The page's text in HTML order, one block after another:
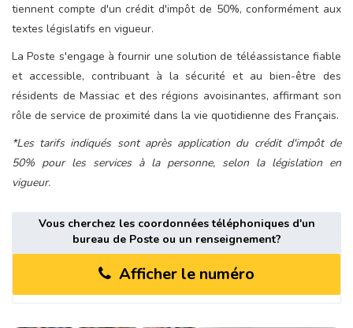
tiennent compte d'un crédit d'impôt de 50%, conformément aux
textes législatifs en vigueur.
La Poste s'engage à fournir une solution de téléassistance fiable
et accessible, contribuant à la sécurité et au bien-être des
résidents de Massiac et des régions avoisinantes, affirmant son
rôle de service de proximité dans la vie quotidienne des Français.
*Les tarifs indiqués sont après application du crédit d'impôt de
50% pour les services à la personne, selon la législation en
vigueur.
Vous cherchez les coordonnées téléphoniques d'un
bureau de Poste ou un renseignement?
Afficher le numéro